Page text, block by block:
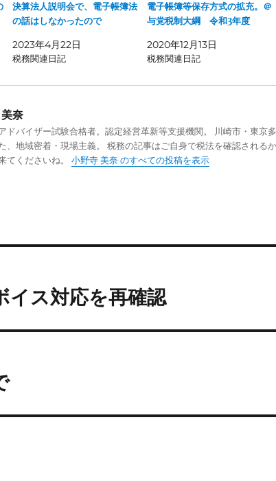
決算法人説明会で、電子帳簿法
の話はしなかったので
2023年4月22日
税務関連日記
電子帳簿等保存方式の拡充。＠
与党税制大綱 令和3年度
2020年12月13日
税務関連日記
奈
ドバイザー試験合格者。認定経営革新等支援機関。 川崎市・東京多
、地域密着・現場主義。 税務の記事はご自身で税法を確認されるか
てくださいね。 小野寺 美奈 のすべての投稿を表示
イス対応を再確認